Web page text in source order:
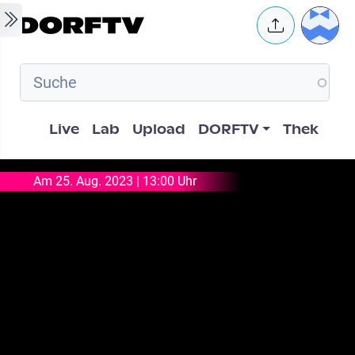
Skip to main content User
Hauptnavigation
Live Lab Upload DORFTV Thek
Am 25. Aug. 2023 | 13:00 Uhr